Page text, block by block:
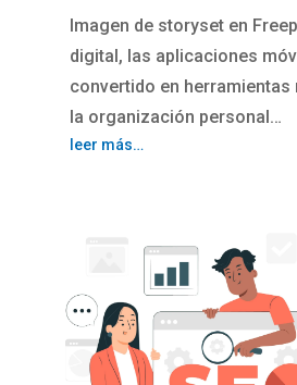
Imagen de storyset en
digital, las aplicaciones
convertido en herramientas
la organización personal…
leer más…